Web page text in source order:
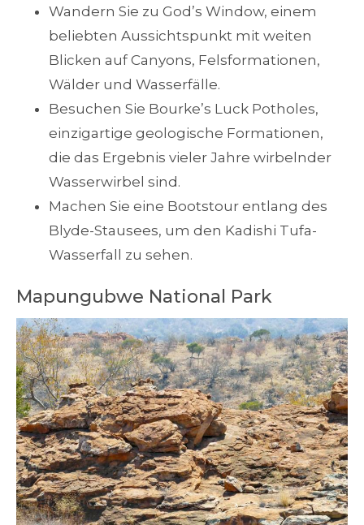
Wandern Sie zu God’s Window, einem
beliebten Aussichtspunkt mit weiten
Blicken auf Canyons, Felsformationen,
Wälder und Wasserfälle.
Besuchen Sie Bourke’s Luck Potholes,
einzigartige geologische Formationen,
die das Ergebnis vieler Jahre wirbelnder
Wasserwirbel sind.
Machen Sie eine Bootstour entlang des
Blyde-Stausees, um den Kadishi Tufa-
Wasserfall zu sehen.
Mapungubwe National Park